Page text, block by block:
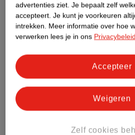
Etiketinformatie
Nature Impact Score
Dit product
Impact Score.
advertenties ziet. Je bepaalt zelf
accepteert. Je kunt je voorkeuren
intrekken. Meer informatie over hoe
verwerken lees je in ons Privacybeleid
Zelf cookies
Weigeren
Accepteer